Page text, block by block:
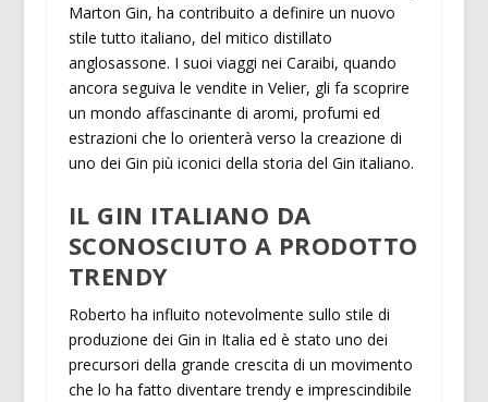
Marton Gin, ha contribuito a definire un nuovo
stile tutto italiano, del mitico distillato
anglosassone. I suoi viaggi nei Caraibi, quando
ancora seguiva le vendite in Velier, gli fa scoprire
un mondo affascinante di aromi, profumi ed
estrazioni che lo orienterà verso la creazione di
uno dei Gin più iconici della storia del Gin italiano.
IL GIN ITALIANO DA
SCONOSCIUTO A PRODOTTO
TRENDY
Roberto ha influito notevolmente sullo stile di
produzione dei Gin in Italia ed è stato uno dei
precursori della grande crescita di un movimento
che lo ha fatto diventare trendy e imprescindibile